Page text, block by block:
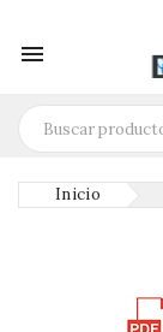

Inicio